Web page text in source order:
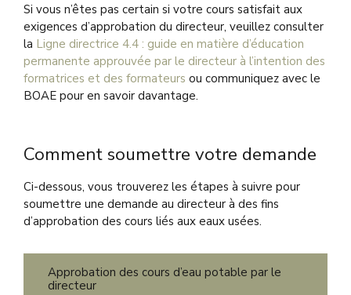
Si vous n’êtes pas certain si votre cours satisfait aux
exigences d’approbation du directeur, veuillez consulter
la Ligne directrice 4.4 : guide en matière d’éducation
permanente approuvée par le directeur à l’intention des
formatrices et des formateurs ou communiquez avec le
BOAE pour en savoir davantage.
Comment soumettre votre demande
Ci-dessous, vous trouverez les étapes à suivre pour
soumettre une demande au directeur à des fins
d’approbation des cours liés aux eaux usées.
Approbation des cours d’eau potable par le
directeur